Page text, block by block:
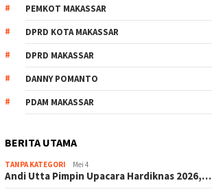
PEMKOT MAKASSAR
DPRD KOTA MAKASSAR
DPRD MAKASSAR
DANNY POMANTO
PDAM MAKASSAR
BERITA UTAMA
TANPA KATEGORI Mei 4
Andi Utta Pimpin Upacara Hardiknas 2026,…